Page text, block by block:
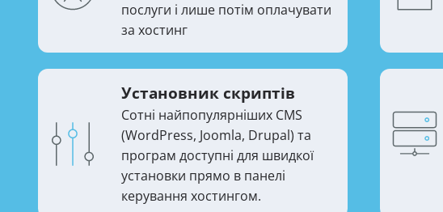
послуги і лише потім оплачувати
за хостинг
Установник скриптів
Сотні найпопулярніших CMS
(WordPress, Joomla, Drupal) та
програм доступні для швидкої
установки прямо в панелі
керування хостингом.